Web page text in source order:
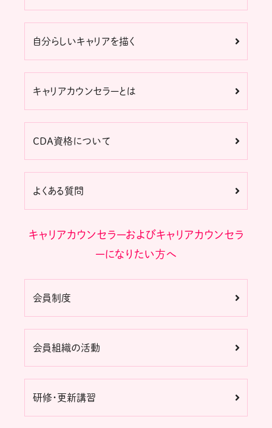
自分らしいキャリアを描く
キャリアカウンセラーとは
CDA資格について
よくある質問
キャリアカウンセラーおよびキャリアカウンセラ
ーになりたい方へ
会員制度
会員組織の活動
研修・更新講習